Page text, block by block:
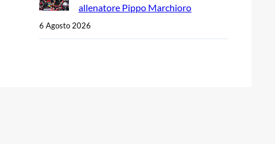
allenatore Pippo Marchioro
6 Agosto 2026